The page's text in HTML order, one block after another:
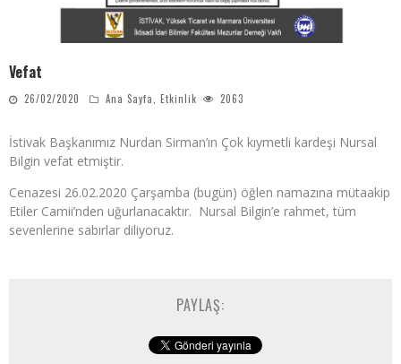
Vefat
26/02/2020 Ana Sayfa Etkinlik 2063
İstivak Başkanımız Nurdan Sirman’ın Çok kıymetli kardeşi Nursal
Bilgin vefat etmiştir.
Cenazesi 26.02.2020 Çarşamba (bugün) öğlen namazına mütaakip
Etiler Camii’nden uğurlanacaktır. Nursal Bilgin’e rahmet, tüm
sevenlerine sabırlar diliyoruz.
PAYLAŞ: